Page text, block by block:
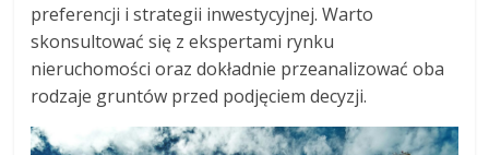
preferencji i strategii inwestycyjnej. Warto
skonsultować się z ekspertami rynku
nieruchomości oraz dokładnie przeanalizować oba
rodzaje gruntów przed podjęciem decyzji.